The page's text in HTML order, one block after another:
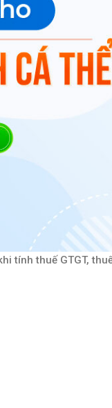
tính thuế GTGT,